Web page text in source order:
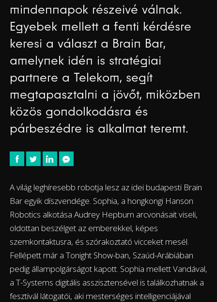
mindennapok részeivé válnak.
Egyebek mellett a fenti kérdésre
keresi a választ a Brain Bar,
amelynek idén is stratégiai
partnere a Telekom, segít
megtapasztalni a jövőt, miközben
közös gondolkodásra és
párbeszédre is alkalmat teremt.
A világ leghíresebb robotja lesz az idei budapesti Brain
Bar egyik díszvendége. Sophia, a hongkongi Hanson
Robotics alkotása Audrey Hepburn arcvonásait viseli,
oldottan beszélget az emberekkel, képes
szemkontaktusra, és szórakoztató vicceket mesél.
Fellépett már a Tonight Show-ban, Szaúd-Arábiában
pedig állampolgárságot kapott. Sophia mellett Vandával,
a T-Systems digitális asszisztensével is találkozhatnak a
fesztivál látogatói, aki mesterséges intelligenciájával